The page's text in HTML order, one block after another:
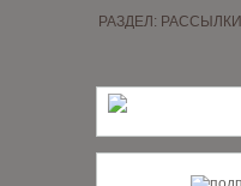
РАЗДЕЛ: РАССЫЛКИ